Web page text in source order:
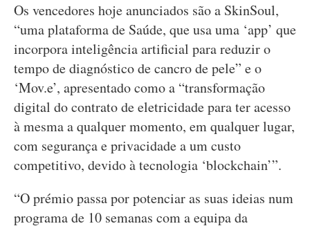
Os vencedores hoje anunciados são a SkinSoul,
“uma plataforma de Saúde, que usa uma ‘app’ que
incorpora inteligência artificial para reduzir o
tempo de diagnóstico de cancro de pele” e o
‘Mov.e’, apresentado como a “transformação
digital do contrato de eletricidade para ter acesso
à mesma a qualquer momento, em qualquer lugar,
com segurança e privacidade a um custo
competitivo, devido à tecnologia ‘blockchain’”.
“O prémio passa por potenciar as suas ideias num
programa de 10 semanas com a equipa da